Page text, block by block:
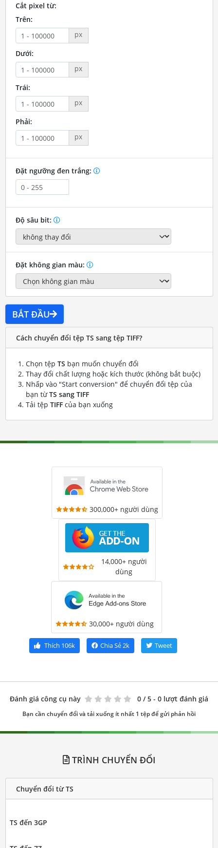
Cắt pixel từ:
Trên:
px
Dưới:
px
Trái:
px
Phải:
px
Đặt ngưỡng đen trắng:
Độ sâu bit:
Đặt không gian màu:
BẮT ĐẦU
Cách chuyển đổi tệp TS sang tệp TIFF?
Chọn tệp TS bạn muốn chuyển đổi
Thay đổi chất lượng hoặc kích thước (không bắt buộc)
Nhấp vào "Start conversion" để chuyển đổi tệp của
bạn từTS sang TIFF
Tải tệp TIFFcủa bạn xuống
300,000+ người dùng
14,000+ người
dùng
30,000+ người dùng
Thích 106k Chia Sẻ2k Tweet
Đánh giá công cụ này 0 / 5 - 0 lượt đánh giá
Bạn cần chuyển đổi và tải xuống ít nhất 1 tệp để gửi phản hồi
TRÌNH CHUYỂN ĐỔI
Chuyển đổi từ TS
TS đến 3GP